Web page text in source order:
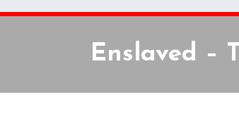
Enslaved –